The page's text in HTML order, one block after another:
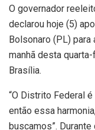
O governador
declarou hoje (5)
Bolsonaro (PL)
manhã desta
Brasília.
“O Distrito Federal
então essa
buscamos”.